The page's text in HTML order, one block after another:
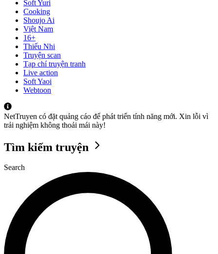
Soft Yuri
Cooking
Shoujo Ai
Việt Nam
16+
Thiếu Nhi
Truyện scan
Tạp chí truyện tranh
Live action
Soft Yaoi
Webtoon
NetTruyen có đặt quảng cáo để phát triển tính năng mới. Xin lỗi vì
trải nghiệm không thoải mái này!
Tìm kiếm truyện
Search